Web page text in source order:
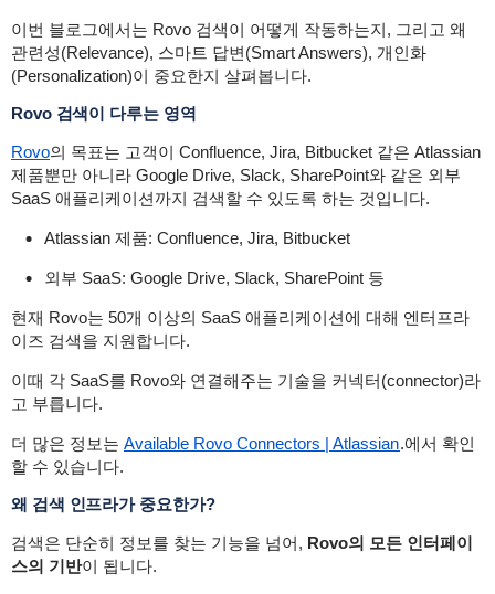
이번 블로그에서는 Rovo 검색이 어떻게 작동하는지, 그리고 왜
관련성(Relevance), 스마트 답변(Smart Answers), 개인화
(Personalization)이 중요한지 살펴봅니다.
Rovo 검색이 다루는 영역
Rovo의 목표는 고객이 Confluence, Jira, Bitbucket 같은 Atlassian
제품뿐만 아니라 Google Drive, Slack, SharePoint와 같은 외부
SaaS 애플리케이션까지 검색할 수 있도록 하는 것입니다.
Atlassian 제품: Confluence, Jira, Bitbucket
외부 SaaS: Google Drive, Slack, SharePoint 등
현재 Rovo는 50개 이상의 SaaS 애플리케이션에 대해 엔터프라
이즈 검색을 지원합니다.
이때 각 SaaS를 Rovo와 연결해주는 기술을 커넥터(connector)라
고 부릅니다.
더 많은 정보는 Available Rovo Connectors | Atlassian.에서 확인
할 수 있습니다.
왜 검색 인프라가 중요한가?
검색은 단순히 정보를 찾는 기능을 넘어, Rovo의 모든 인터페이
스의 기반이 됩니다.